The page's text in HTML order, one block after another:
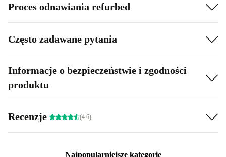
Proces odnawiania refurbed
Często zadawane pytania
Informacje o bezpieczeństwie i zgodności
produktu
Recenzje (4.6)
Najpopularniejsze kategorie